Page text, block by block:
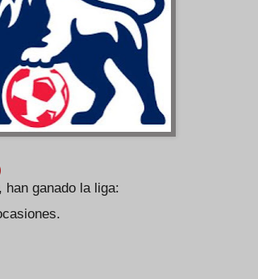
han ganado la liga: